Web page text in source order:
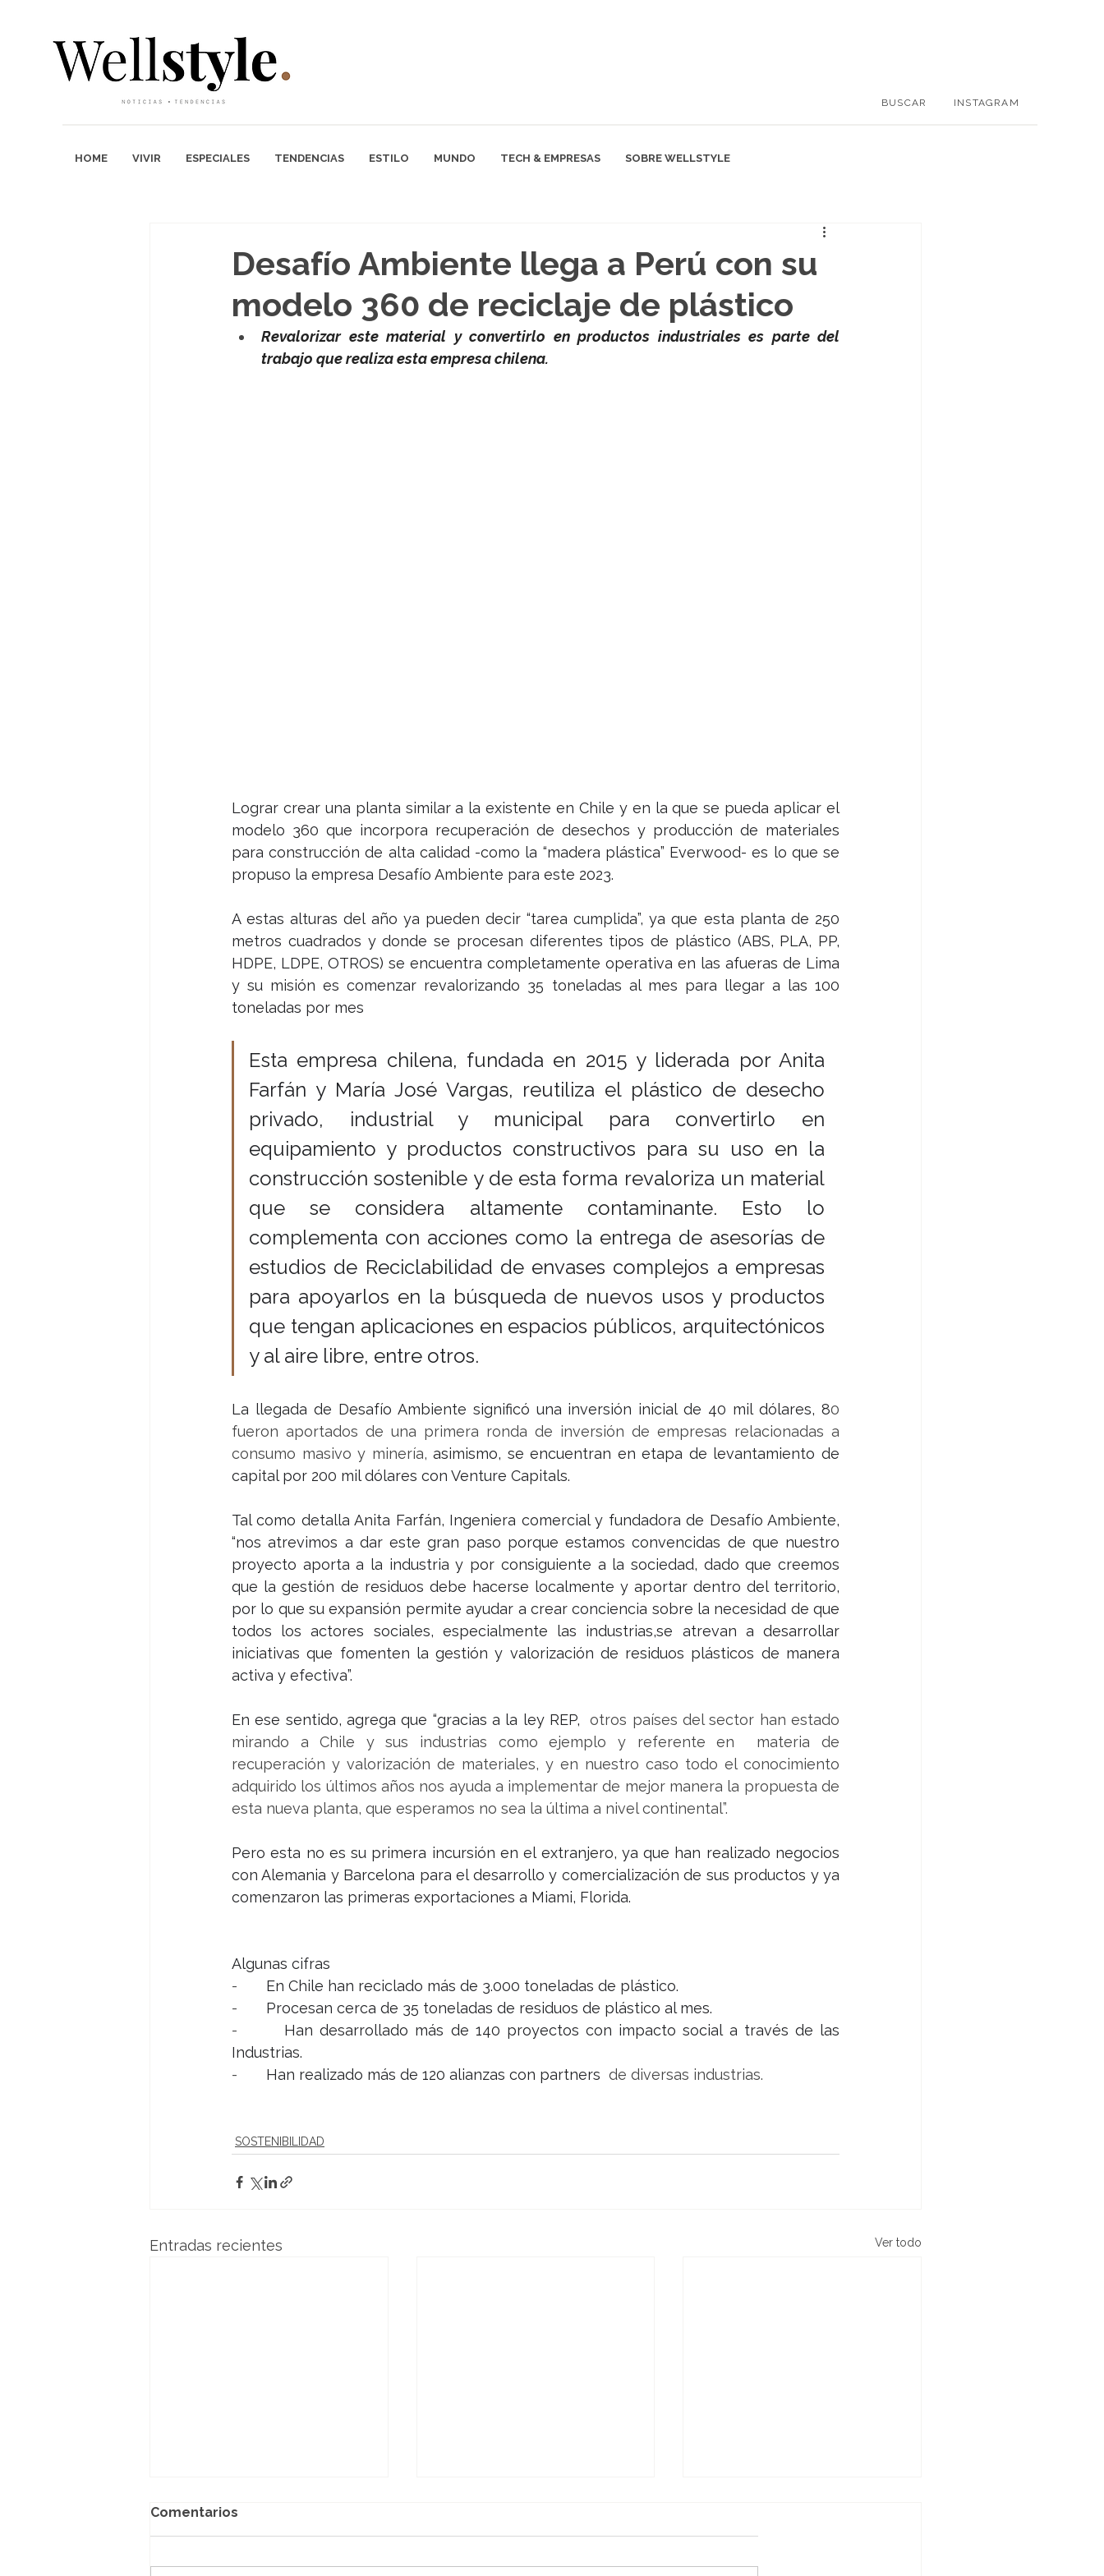
BUSCAR INSTAGRAM
HOME VIVIR ESPECIALES TENDENCIAS ESTILO MUNDO TECH & EMPRESAS SOBRE WELLSTYLE
Desafío Ambiente llega a Perú con su
modelo 360 de reciclaje de plástico
Revalorizar este material y convertirlo en productos industriales es parte del
trabajo que realiza esta empresa chilena.
Lograr crear una planta similar a la existente en Chile y en la que se pueda aplicar el
modelo 360 que incorpora recuperación de desechos y producción de materiales
para construcción de alta calidad -como la “madera plástica” Everwood- es lo que se
propuso la empresa Desafío Ambiente para este 2023.
A estas alturas del año ya pueden decir “tarea cumplida”, ya que esta planta de 250
metros cuadrados y donde se procesan diferentes tipos de plástico (ABS, PLA, PP,
HDPE, LDPE, OTROS) se encuentra completamente operativa en las afueras de Lima
y su misión es comenzar revalorizando 35 toneladas al mes para llegar a las 100
toneladas por mes
Esta empresa chilena, fundada en 2015 y liderada por Anita
Farfán y María José Vargas, reutiliza el plástico de desecho
privado, industrial y municipal para convertirlo en
equipamiento y productos constructivos para su uso en la
construcción sostenible y de esta forma revaloriza un material
que se considera altamente contaminante. Esto lo
complementa con acciones como la entrega de asesorías de
estudios de Reciclabilidad de envases complejos a empresas
para apoyarlos en la búsqueda de nuevos usos y productos
que tengan aplicaciones en espacios públicos, arquitectónicos
y al aire libre, entre otros.
La llegada de Desafío Ambiente significó una inversión inicial de 40 mil dólares, 80
fueron aportados de una primera ronda de inversión de empresas relacionadas a
consumo masivo y minería, asimismo, se encuentran en etapa de levantamiento de
capital por 200 mil dólares con Venture Capitals.
Tal como detalla Anita Farfán, Ingeniera comercial y fundadora de Desafío Ambiente,
“nos atrevimos a dar este gran paso porque estamos convencidas de que nuestro
proyecto aporta a la industria y por consiguiente a la sociedad, dado que creemos
que la gestión de residuos debe hacerse localmente y aportar dentro del territorio,
por lo que su expansión permite ayudar a crear conciencia sobre la necesidad de que
todos los actores sociales, especialmente las industrias,se atrevan a desarrollar
iniciativas que fomenten la gestión y valorización de residuos plásticos de manera
activa y efectiva”.
En ese sentido, agrega que “gracias a la ley REP, otros países del sector han estado
mirando a Chile y sus industrias como ejemplo y referente en  materia de
recuperación y valorización de materiales, y en nuestro caso todo el conocimiento
adquirido los últimos años nos ayuda a implementar de mejor manera la propuesta de
esta nueva planta, que esperamos no sea la última a nivel continental”.
Pero esta no es su primera incursión en el extranjero, ya que han realizado negocios
con Alemania y Barcelona para el desarrollo y comercialización de sus productos y ya
comenzaron las primeras exportaciones a Miami, Florida.
Algunas cifras
- En Chile han reciclado más de 3.000 toneladas de plástico.
- Procesan cerca de 35 toneladas de residuos de plástico al mes.
- Han desarrollado más de 140 proyectos con impacto social a través de las
Industrias.
- Han realizado más de 120 alianzas con partners de diversas industrias.
SOSTENIBILIDAD
Entradas recientes Ver todo
Comentarios